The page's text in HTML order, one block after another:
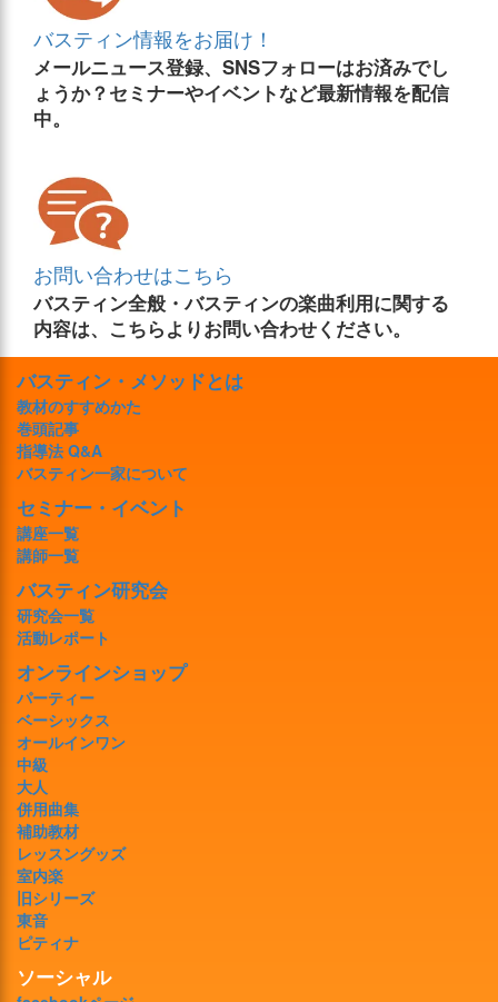
バスティン情報をお届け！
メールニュース登録、SNSフォローはお済みでし
ょうか？セミナーやイベントなど最新情報を配信
中。
お問い合わせはこちら
バスティン全般・バスティンの楽曲利用に関する
内容は、こちらよりお問い合わせください。
バスティン・メソッドとは
教材のすすめかた
巻頭記事
指導法 Q&A
バスティン一家について
セミナー・イベント
講座一覧
講師一覧
バスティン研究会
研究会一覧
活動レポート
オンラインショップ
パーティー
ベーシックス
オールインワン
中級
大人
併用曲集
補助教材
レッスングッズ
室内楽
旧シリーズ
東音
ピティナ
ソーシャル